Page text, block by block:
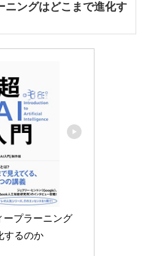
ニングはどこまで進化す
プラーニング
するのか